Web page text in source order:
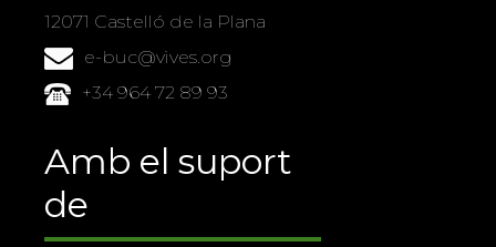
12071 Castelló de la Plana
e-buc@vives.org
+34 964 72 89 93
Amb el suport
de